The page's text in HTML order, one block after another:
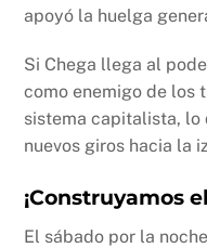
apoyó la huelga
Si Chega llega al
como enemigo de los
sistema capitalista, lo
nuevos giros hacia la
¡Construyamos
El sábado por la